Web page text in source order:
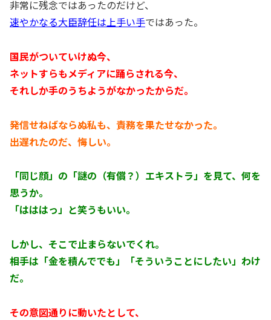
非常に残念ではあったのだけど、
速やかなる大臣辞任は上手い手ではあった。
国民がついていけぬ今、
ネットすらもメディアに踊らされる今、
それしか手のうちようがなかったからだ。
発信せねばならぬ私も、責務を果たせなかった。
出遅れたのだ、悔しい。
「同じ顔」の「謎の（有償？）エキストラ」を見て、何を
思うか。
「はははっ」と笑うもいい。
しかし、そこで止まらないでくれ。
相手は「金を積んででも」「そういうことにしたい」わけ
だ。
その意図通りに動いたとして、